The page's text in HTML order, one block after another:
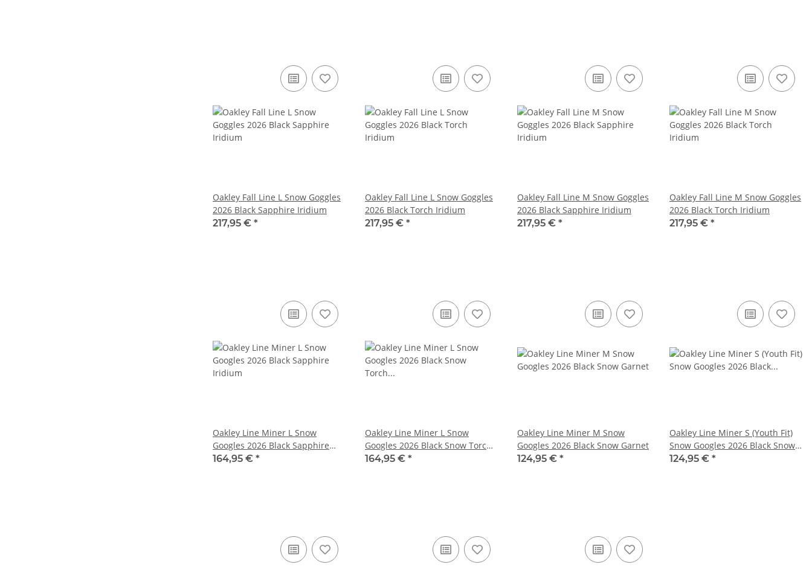
Oakley Fall Line L Snow Goggles
2026 Black Sapphire Iridium
217,95 € *
Oakley Fall Line L Snow Goggles
2026 Black Torch Iridium
217,95 € *
Oakley Fall Line M Snow Goggles
2026 Black Sapphire Iridium
217,95 € *
Oakley Fall Line M Snow Goggles
2026 Black Torch Iridium
217,95 € *
Oakley Line Miner L Snow
Googles 2026 Black Sapphire
Iridium
164,95 € *
Oakley Line Miner L Snow
Googles 2026 Black Snow Torch
Iridium
164,95 € *
Oakley Line Miner M Snow
Googles 2026 Black Snow Garnet
124,95 € *
Oakley Line Miner S (Youth Fit)
Snow Googles 2026 Black Snow
Garnet
124,95 € *